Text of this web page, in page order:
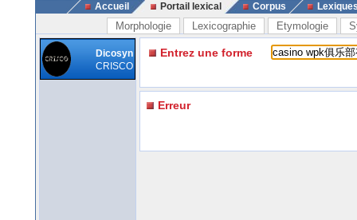
Accueil Portail lexical Corpus
Morphologie Lexicographie Etymologie
Dicosyn
CRISCO
Entrez une forme
Erreur